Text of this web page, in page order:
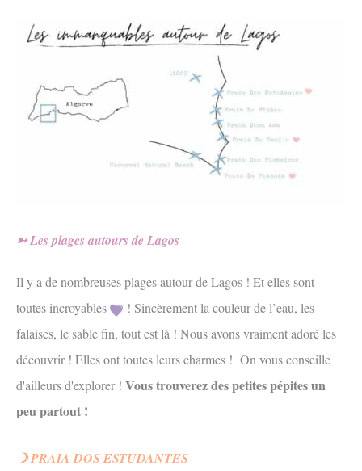
➳ Les plages autours de Lagos
Il y a de nombreuses plages autour de Lagos ! Et elles sont
toutes incroyables
! Sincèrement la couleur de l’eau, les
falaises, le sable fin, tout est là ! Nous avons vraiment adoré les
découvrir ! Elles ont toutes leurs charmes ! On vous conseille
d'ailleurs d'explorer ! Vous trouverez des petites pépites un
peu partout !
☽ PRAIA DOS ESTUDANTES